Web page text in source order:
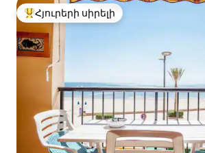
Հյուրերի սիրելի լավագույն տները
Հյուրերի սիրելի